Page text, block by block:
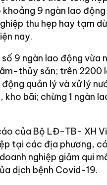
9 ngàn lao
thu hẹp hay tạm
nay.
9 ngàn lao động vừa
thủy sản; trên 2200
quản lý và xử lý
kho bãi; chừng 1 ngàn
của Bộ LĐ-TB- XH
tại các địa phương,
nghiệp giảm qui
dịch bệnh Covid-19.